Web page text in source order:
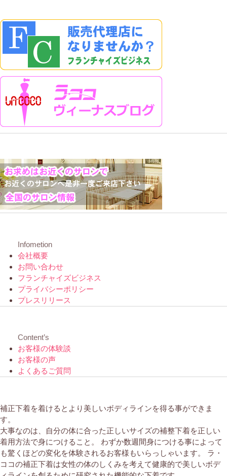
Infometion
会社概要
お問い合わせ
フランチャイズビジネス
プライバシーポリシー
プレスリリース
Content’s
お客様の体験談
お客様の声
よくあるご質問
補正下着を着けるとより美しいボディラインを得る事ができま
す。
大事なのは、自分の体に合った正しいサイズの補整下着を正しい
着用方法で身につけること。 わずか数週間身につける事によって
も驚くほどの変化を体験されるお客様もいらっしゃいます。 ラ・
ココの補正下着は女性の体のしくみを考えて健康的で美しいボデ